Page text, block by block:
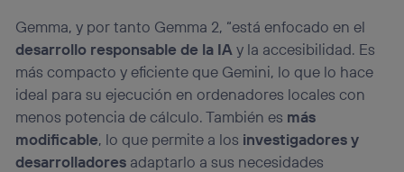
Gemma, y por tanto Gemma 2, “está enfocado en el
desarrollo responsable de la IA y la accesibilidad. Es
más compacto y eficiente que Gemini, lo que lo hace
ideal para su ejecución en ordenadores locales con
menos potencia de cálculo. También es más
modificable, lo que permite a los investigadores y
desarrolladores adaptarlo a sus necesidades